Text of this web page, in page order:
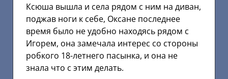
Ксюша вышла и села рядом с ним на диван,
поджав ноги к себе, Оксане последнее
время было не удобно находясь рядом с
Игорем, она замечала интерес со стороны
робкого 18-летнего пасынка, и она не
знала что с этим делать.